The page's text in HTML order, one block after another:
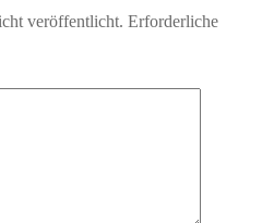
veröffentlicht. Erforderliche